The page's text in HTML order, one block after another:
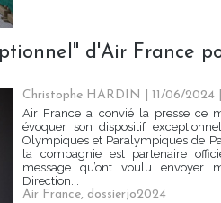
d'Air France
Christophe HARDIN | 11/06/2024
Air France a convié la presse ce
évoquer son dispositif
Olympiques et Paralympiques de
la compagnie est partenaire
message qu’ont voulu envoyer
Direction...
Air France, dossierjo2024